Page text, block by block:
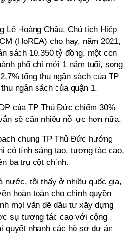
Lê Hoàng Châu, Chủ tịch Hiệp
(HoREA) cho hay, năm 2021,
sách 10.350 tỷ đồng, một con
phố chỉ mới 1 năm tuổi, song
tổng thu ngân sách của TP
ngân sách của quận 1.
của TP Thủ Đức chiếm 30%
sẽ cần nhiều nỗ lực hơn nữa.
chung TP Thủ Đức hướng
có tính sáng tạo, tương tác cao,
ba trụ cột chính.
nước, tôi thấy ở nhiều quốc gia,
hoàn toàn cho chính quyền
mọi vấn đề đầu tư xây dựng
sự tương tác cao với cộng
quyết nhanh các hồ sơ dự án